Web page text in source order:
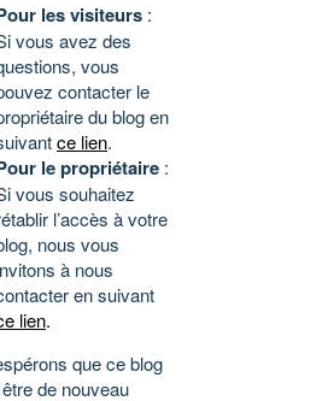
les visiteurs :
vous avez des
vous
contacter le
du blog en
ce lien.
le propriétaire :
vous souhaitez
l’accès à votre
nous vous
à nous
en suivant
lien.
que ce blog
de nouveau